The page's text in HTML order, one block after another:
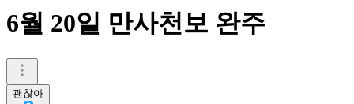
6월 20일 만사천보 완주
괜찮아